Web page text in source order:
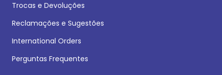
Trocas e Devoluções
Reclamações e Sugestões
International Orders
Perguntas Frequentes